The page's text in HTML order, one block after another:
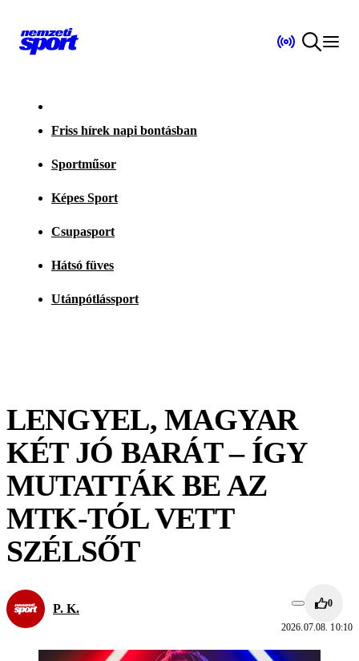
Friss hírek napi bontásban
Sportműsor
Képes Sport
Csupasport
Hátsó füves
Utánpótlássport
LENGYEL, MAGYAR
KÉT JÓ BARÁT – ÍGY
MUTATTÁK BE AZ
MTK-TÓL VETT
SZÉLSŐT
P. K. 0
2026.07.08. 10:10